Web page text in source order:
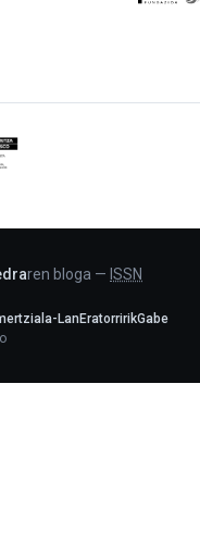
ren bloga — ISSN
LanEratorririkGabe